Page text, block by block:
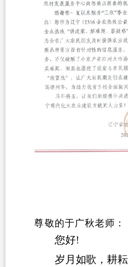
尊敬的于广秋老师：
您好!
岁月如歌，耕